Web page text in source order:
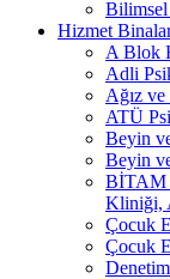
Bilimsel
Hizmet
A Blok
Adli
Ağız ve
ATÜ
Beyin
Beyin
BİTAM
Kliniği,
Çocuk
Çocuk